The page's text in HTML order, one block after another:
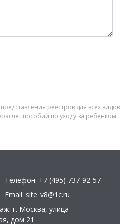
реестров для всех
пособий по уходу за ребенком
Телефон: +7 (495) 737-92-57
Email: site_v8@1c.ru
г. Москва, улица
дом 21